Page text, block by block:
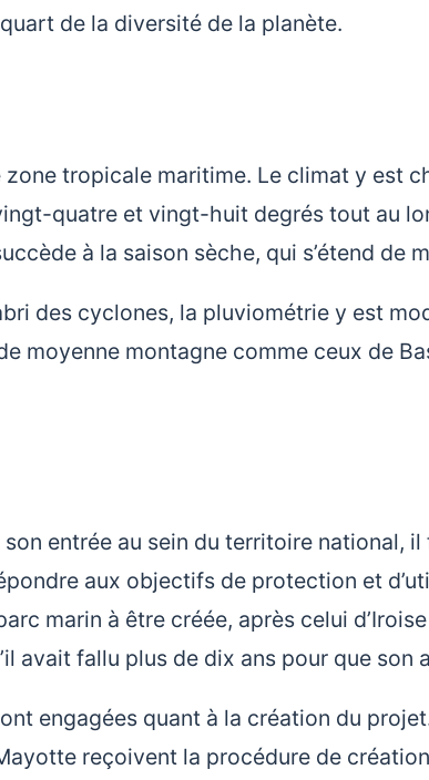
de la diversité de la planète.
tropicale maritime. Le climat y est
quatre et vingt-huit degrés tout au
à la saison sèche, qui s’étend de
des cyclones, la pluviométrie y est
moyenne montagne comme ceux de
entrée au sein du territoire national,
aux objectifs de protection et
marin à être créée, après celui
avait fallu plus de dix ans pour que son
engagées quant à la création du
reçoivent la procédure de